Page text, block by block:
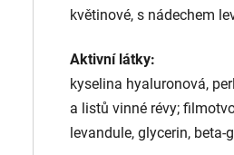
květinové, s nádechem
Aktivní látky:
kyselina hyaluronová,
a listů vinné révy;
levandule, glycerin, beta-